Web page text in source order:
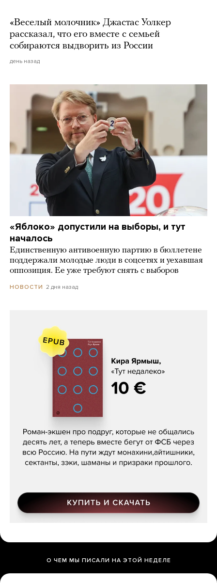
«Веселый молочник» Джастас Уолкер
рассказал, что его вместе с семьей
собираются выдворить из России
день назад
«Яблоко» допустили на выборы, и тут
началось
Единственную антивоенную партию в бюллетене
поддержали молодые люди в соцсетях и уехавшая
оппозиция. Ее уже требуют снять с выборов
НОВОСТИ 2 дня назад
Кира Ярмыш, «Тут недалеко»
О ЧЕМ МЫ ПИСАЛИ НА ЭТОЙ НЕДЕЛЕ